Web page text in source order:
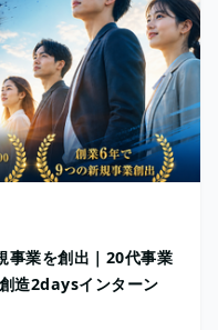
事業を創出｜20代事業
造2daysインターン